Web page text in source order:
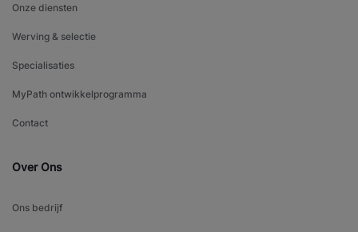
Onze diensten
Werving & selectie
Specialisaties
MyPath ontwikkelprogramma
Contact
Over Ons
Ons bedrijf